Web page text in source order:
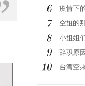
疫情下
空姐的
小姐姐
辞职原
台湾空